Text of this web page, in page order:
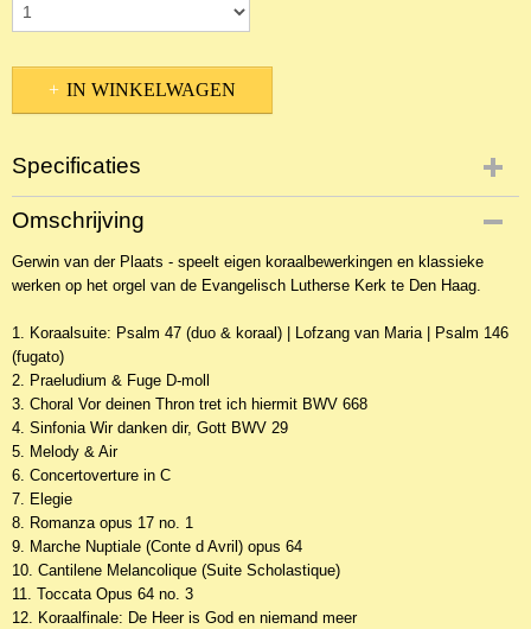
IN WINKELWAGEN
Specificaties
Productcode
NCDOr-13736
EAN code
8716114154127
Omschrijving
Gerwin van der Plaats - speelt eigen koraalbewerkingen en klassieke
werken op het orgel van de Evangelisch Lutherse Kerk te Den Haag.
1. Koraalsuite: Psalm 47 (duo & koraal) | Lofzang van Maria | Psalm 146
(fugato)
2. Praeludium & Fuge D-moll
3. Choral Vor deinen Thron tret ich hiermit BWV 668
4. Sinfonia Wir danken dir, Gott BWV 29
5. Melody & Air
6. Concertoverture in C
7. Elegie
8. Romanza opus 17 no. 1
9. Marche Nuptiale (Conte d Avril) opus 64
10. Cantilene Melancolique (Suite Scholastique)
11. Toccata Opus 64 no. 3
12. Koraalfinale: De Heer is God en niemand meer